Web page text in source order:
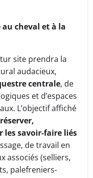
cheval et à la
site prendra la
audacieux,
centrale, de
et d’espaces
L’objectif affiché
savoir-faire liés
de travail en
associés (selliers,
palefreniers-